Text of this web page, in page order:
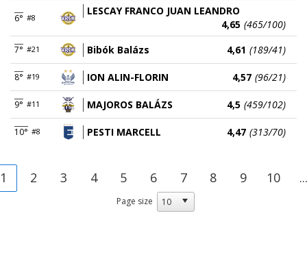
6° #8
LESCAY FRANCO JUAN LEANDRO
4,65 (465/100)
7° #21 Bibók Balázs 4,61 (189/41)
8° #19 ION ALIN-FLORIN 4,57 (96/21)
9° #11 MAJOROS BALÁZS 4,5 (459/102)
10° #8 PESTI MARCELL 4,47 (313/70)
1 2 3 4 5 6 7 8 9 10 ...
Page size